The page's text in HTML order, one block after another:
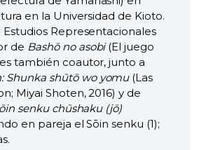
en la Universidad de Kioto.
Representacionales
de Bashō no asobi(El juego
también coautor, junto a
Shunka shūtō wo yomu(Las
Miyai Shoten, 2016) y de
senku chūshaku (jō)
en pareja el Sōin senku (1);